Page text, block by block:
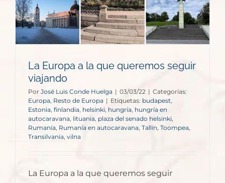
La Europa a la que queremos seguir
viajando
Por José Luis Conde Huelga | 03/03/22 | Categorías:
Europa Resto de Europa | Etiquetas: budapest
Estonia, finlandia helsinki, hungría hungría en
autocaravana, lituania plaza del senado helsinki
Rumanía, Rumanía en autocaravana Tallín Toompea
Transilvania, vilna
La Europa a la que queremos seguir